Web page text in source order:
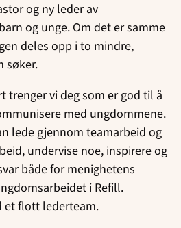
og ny leder av
og unge. Om det er samme
deles opp i to mindre,
søker.
trenger vi deg som er god til å
med ungdommene.
lede gjennom teamarbeid og
undervise noe, inspirere og
både for menighetens
i Refill.
et flott lederteam.